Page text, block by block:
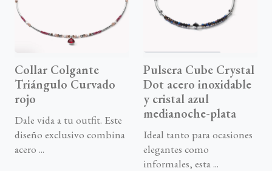
Collar Colgante
Triángulo Curvado
rojo
Dale vida a tu outfit. Este
diseño exclusivo combina
acero ...
Pulsera Cube Crystal
Dot acero inoxidable
y cristal azul
medianoche-plata
Ideal tanto para ocasiones
elegantes como
informales, esta ...